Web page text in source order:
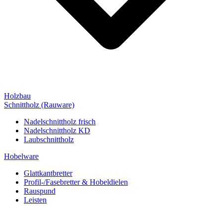
Holzbau
Schnittholz (Rauware)
Nadelschnittholz frisch
Nadelschnittholz KD
Laubschnittholz
Hobelware
Glattkantbretter
Profil-/Fasebretter & Hobeldielen
Rauspund
Leisten